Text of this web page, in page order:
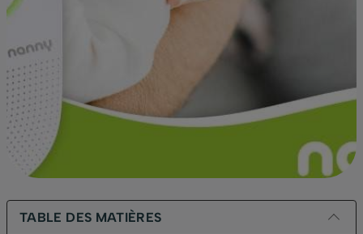
TABLE DES MATIÈRES